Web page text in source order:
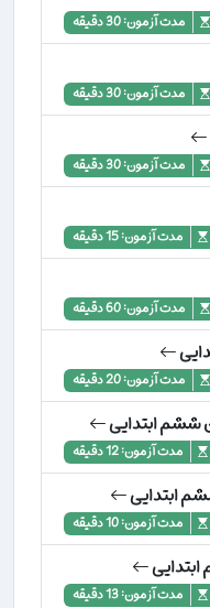
مدت آزمون: 30 دقیقه
مدت آزمون: 30 دقیقه
مدت آزمون: 30 دقیقه
مدت آزمون: 15 دقیقه
مدت آزمون: 60 دقیقه
مدت آزمون: 20 دقیقه
مدت آزمون: 12 دقیقه
مدت آزمون: 10 دقیقه
مدت آزمون: 13 دقیقه